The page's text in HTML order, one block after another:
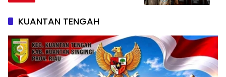
KUANTAN TENGAH